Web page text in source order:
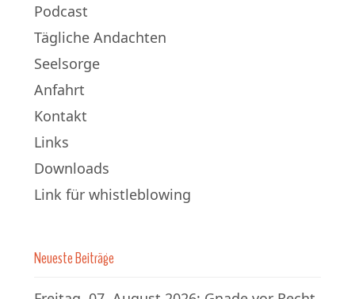
Podcast
Tägliche Andachten
Seelsorge
Anfahrt
Kontakt
Links
Downloads
Link für whistleblowing
Neueste Beiträge